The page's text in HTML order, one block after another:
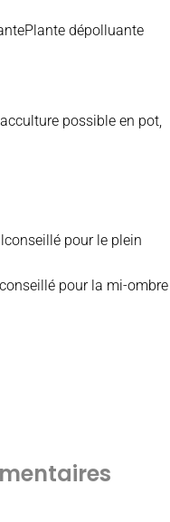
Plante dépolluante
culture possible en pot,
conseillé pour le plein
conseillé pour la mi-ombre